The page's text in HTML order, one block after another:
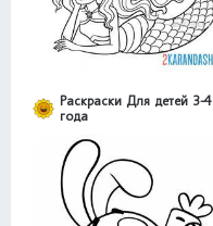
Раскраски Для детей 3-4
года